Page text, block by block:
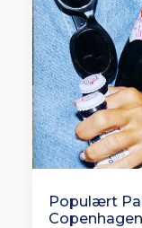
Populært